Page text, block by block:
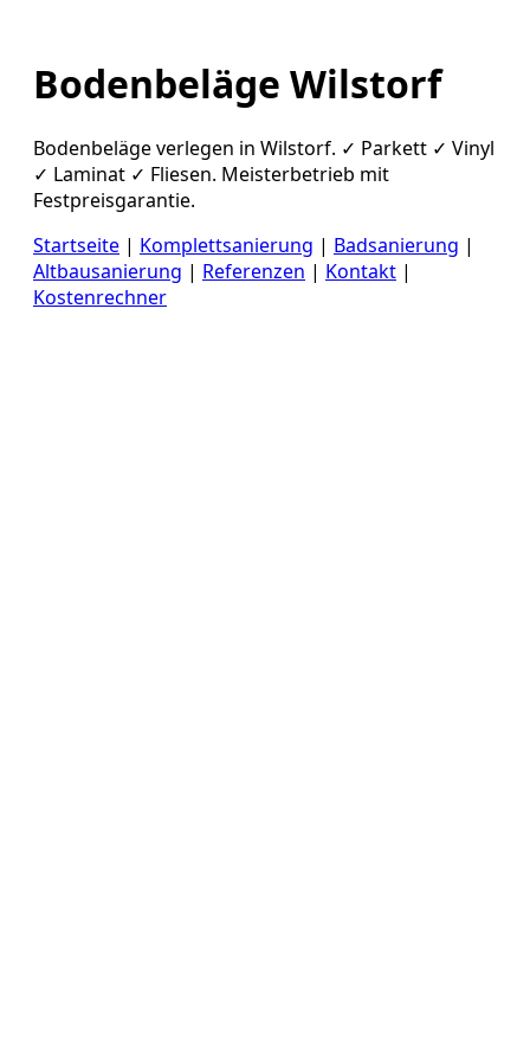
Bodenbeläge Wilstorf
Bodenbeläge verlegen in Wilstorf. ✓ Parkett ✓ Vinyl
✓ Laminat ✓ Fliesen. Meisterbetrieb mit
Festpreisgarantie.
Startseite | Komplettsanierung | Badsanierung |
Altbausanierung | Referenzen | Kontakt |
Kostenrechner